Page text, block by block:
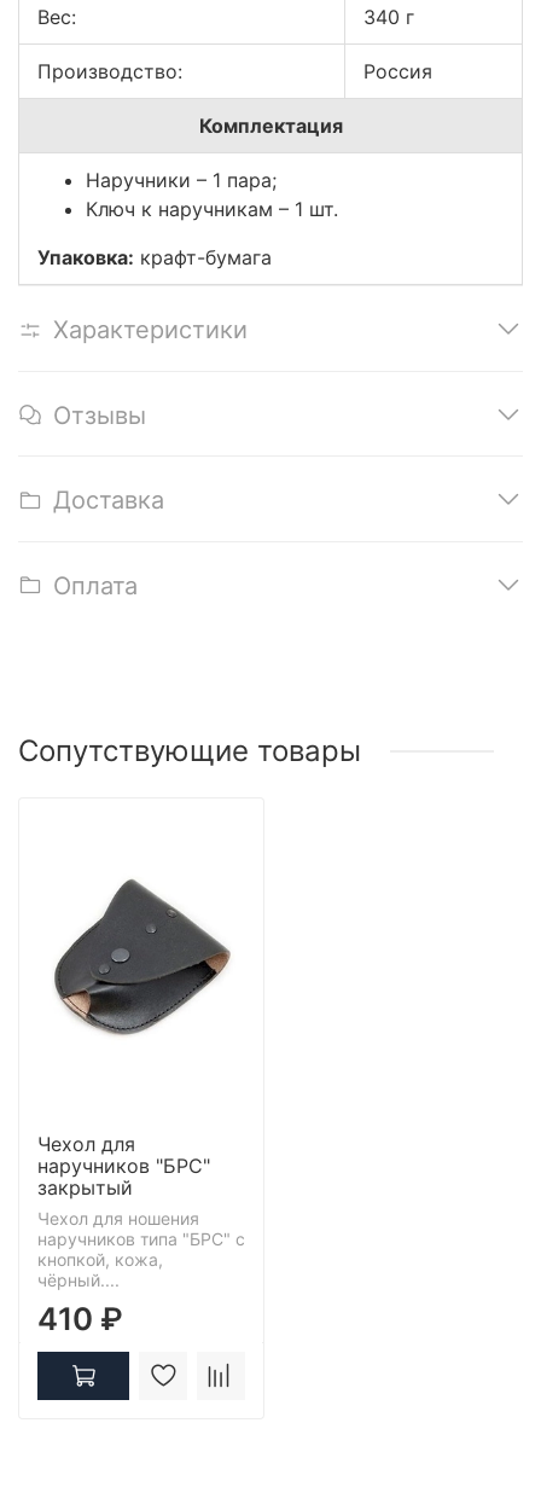
Вес: 340 г
Производство: Россия
Комплектация
Наручники – 1 пара;
Ключ к наручникам – 1 шт.
Упаковка: крафт-бумага
Характеристики
Отзывы
Доставка
Оплата
Сопутствующие товары
Чехол для
наручников "БРС"
закрытый
Чехол для ношения
наручников типа "БРС" с
кнопкой, кожа,
чёрный....
410 ₽